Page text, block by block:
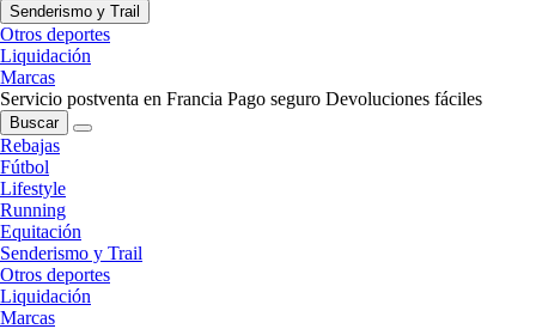
Senderismo y Trail
Otros deportes
Liquidación
Marcas
Servicio postventa en Francia Pago seguro Devoluciones fáciles
Buscar
Rebajas
Fútbol
Lifestyle
Running
Equitación
Senderismo y Trail
Otros deportes
Liquidación
Marcas